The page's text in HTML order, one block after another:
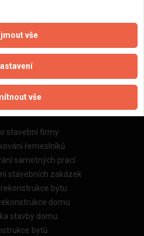
souborů cookie
(zprostředkování)
(rozpočtování)
tabulky online
služby
stavební firmy
řemeslníků
samotných prací
stavebních zakázek
rekonstrukce bytu
domu
stavby domu
bytů
vše
vše